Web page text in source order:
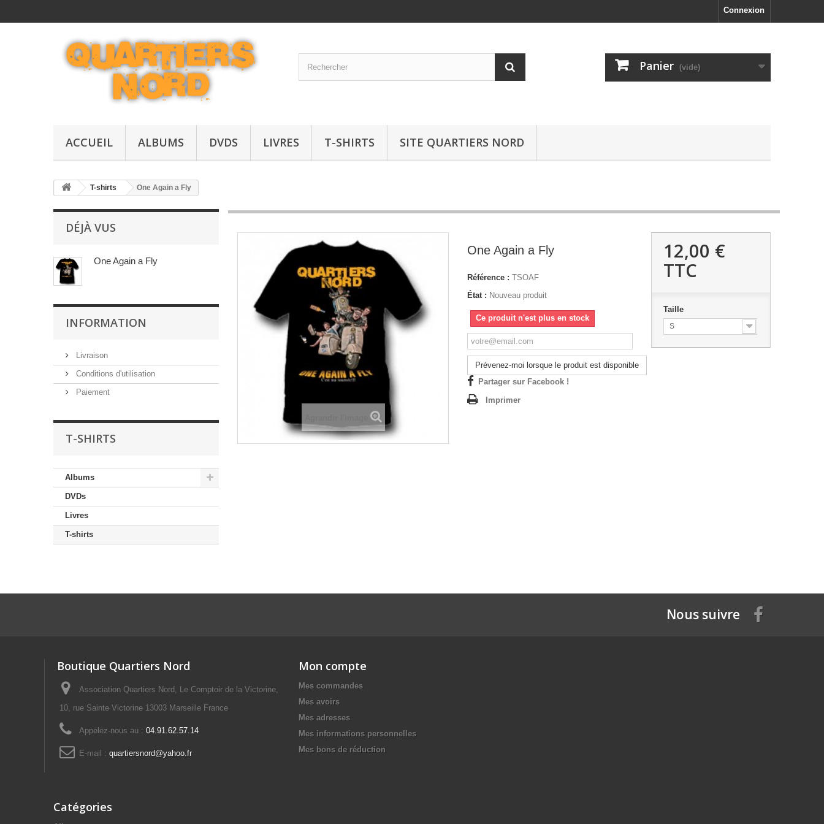
Connexion
Panier (vide)
ACCUEIL ALBUMS DVDS LIVRES T-SHIRTS SITE QUARTIERS NORD
T-shirts One Again a Fly
DÉJÀ VUS
One Again a Fly
INFORMATION
Livraison
Conditions d'utilisation
Paiement
T-SHIRTS
Albums
DVDs
Livres
T-shirts
One Again a Fly
Référence : TSOAF
État : Nouveau produit
Ce produit n'est plus en stock
Prévenez-moi lorsque le produit est disponible
Partager sur Facebook !
Imprimer
12,00 €
TTC
Taille
S
Nous suivre
Boutique Quartiers Nord
Association Quartiers Nord, Le Comptoir de la Victorine,
10, rue Sainte Victorine 13003 Marseille France
Appelez-nous au : 04.91.62.57.14
E-mail : quartiersnord@yahoo.fr
Mon compte
Mes commandes
Mes avoirs
Mes adresses
Mes informations personnelles
Mes bons de réduction
Catégories